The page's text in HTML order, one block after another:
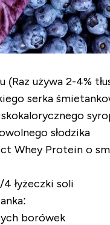
(Raz używa 2-4%
serka
słodzika
Whey Protein o
łyżeczki soli
borówek